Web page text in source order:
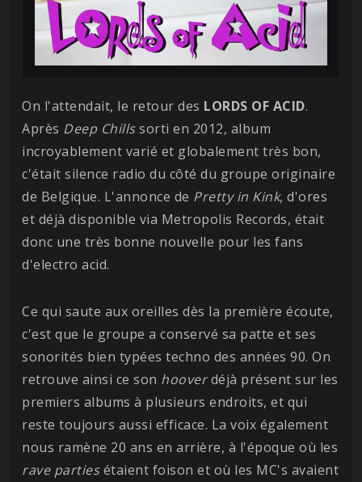
On l'attendait, le retour des LORDS OF ACID.
Après Deep Chillssorti en 2012, album
incroyablement varié et globalement très bon,
c'était silence radio du côté du groupe originaire
de Belgique. L'annonce de Pretty in Kink, d'ores
et déjà disponible via Metropolis Records, était
donc une très bonne nouvelle pour les fans
d'electro acid.
Ce qui saute aux oreilles dès la première écoute,
c'est que le groupe a conservé sa patte et ses
sonorités bien typées techno des années 90. On
retrouve ainsi ce son hooverdéjà présent sur les
premiers albums à plusieurs endroits, et qui
reste toujours aussi efficace. La voix également
nous ramène 20 ans en arrière, à l'époque où les
rave partiesétaient foison et où les MC's avaient